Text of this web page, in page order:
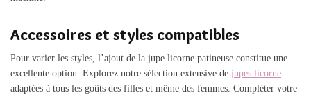
Accessoires et styles compatibles
Pour varier les styles, l’ajout de la jupe licorne patineuse constitue une
excellente option. Explorez notre sélection extensive de jupes licorne
adaptées à tous les goûts des filles et même des femmes. Compléter votre